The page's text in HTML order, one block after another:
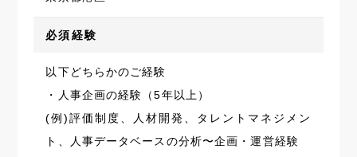
必須経験
以下どちらかのご経験
・人事企画の経験（5年以上）
(例)評価制度、人材開発、タレントマネジメン
ト、人事データベースの分析〜企画・運営経験